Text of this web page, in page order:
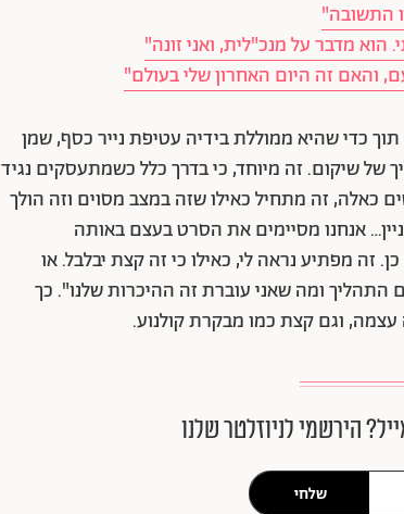
התשובה"
מדבר על מנכ"לית, ואני זונה"
והאם זה היום האחרון שלי בעולם"
כדי שהיא ממוללת בידיה עטיפת נייר כסף, שמן
שיקום. זה מיוחד, כי בדרך כלל כשמתעסקים נגיד
כאלה, זה מתחיל כאילו שזה במצב מסוים וזה הולך
אנחנו מסיימים את הסרט בעצם באותה
זה מפתיע נראה לי, כאילו כי זה קצת יבלבל. או
התהליך ומה שאני עוברת זה ההיכרות שלנו". כך
וגם קצת כמו מבקרת קולנוע.
הירשמי לניוזלטר שלנו
שלחי